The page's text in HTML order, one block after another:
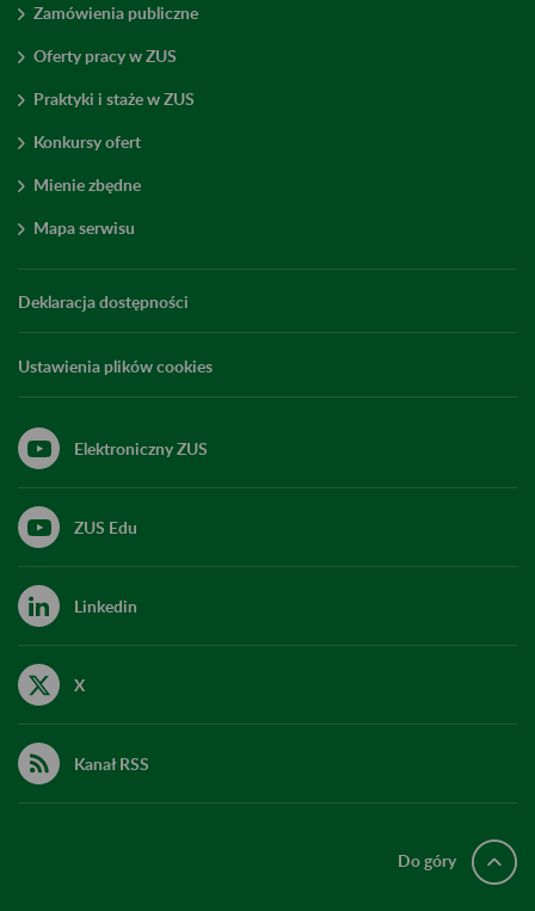
Zamówienia publiczne
Oferty pracy w ZUS
Praktyki i staże w ZUS
Konkursy ofert
Mienie zbędne
Mapa serwisu
Deklaracja dostępności
Ustawienia plików cookies
Elektroniczny ZUS
ZUS Edu
Linkedin
X
Kanał RSS
Do góry